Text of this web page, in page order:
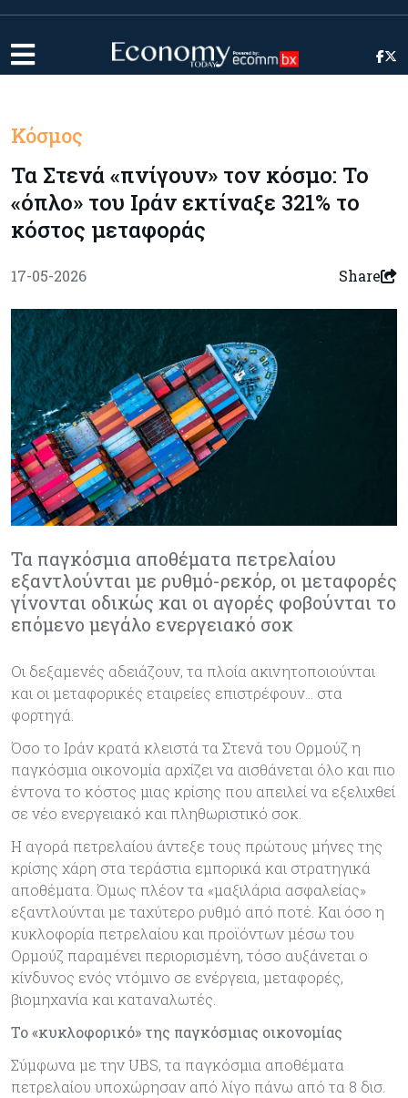
Κόσμος
Τα Στενά «πνίγουν» τον κόσμο: Το
«όπλο» του Ιράν εκτίναξε 321% το
κόστος μεταφοράς
17-05-2026 Share
Τα παγκόσμια αποθέματα πετρελαίου
εξαντλούνται με ρυθμό-ρεκόρ, οι μεταφορές
γίνονται οδικώς και οι αγορές φοβούνται το
επόμενο μεγάλο ενεργειακό σοκ
Οι δεξαμενές αδειάζουν, τα πλοία ακινητοποιούνται
και οι μεταφορικές εταιρείες επιστρέφουν… στα
φορτηγά.
Όσο το Ιράν κρατά κλειστά τα Στενά του Ορμούζ η
παγκόσμια οικονομία αρχίζει να αισθάνεται όλο και πιο
έντονα το κόστος μιας κρίσης που απειλεί να εξελιχθεί
σε νέο ενεργειακό και πληθωριστικό σοκ.
Η αγορά πετρελαίου άντεξε τους πρώτους μήνες της
κρίσης χάρη στα τεράστια εμπορικά και στρατηγικά
αποθέματα. Όμως πλέον τα «μαξιλάρια ασφαλείας»
εξαντλούνται με ταχύτερο ρυθμό από ποτέ. Και όσο η
κυκλοφορία πετρελαίου και προϊόντων μέσω του
Ορμούζ παραμένει περιορισμένη, τόσο αυξάνεται ο
κίνδυνος ενός ντόμινο σε ενέργεια, μεταφορές,
βιομηχανία και καταναλωτές.
Το «κυκλοφορικό» της παγκόσμιας οικονομίας
Σύμφωνα με την UBS, τα παγκόσμια αποθέματα
πετρελαίου υποχώρησαν από λίγο πάνω από τα 8 δισ.